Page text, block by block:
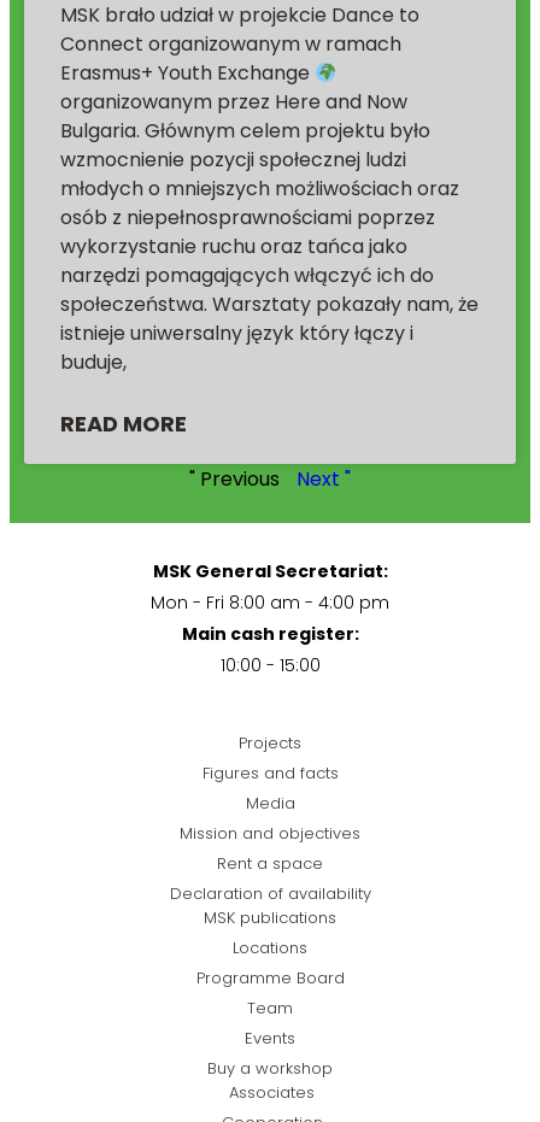
MSK brało udział w projekcie Dance to
Connect organizowanym w ramach
Erasmus+ Youth Exchange
organizowanym przez Here and Now
Bulgaria. Głównym celem projektu było
wzmocnienie pozycji społecznej ludzi
młodych o mniejszych możliwościach oraz
osób z niepełnosprawnościami poprzez
wykorzystanie ruchu oraz tańca jako
narzędzi pomagających włączyć ich do
społeczeństwa. Warsztaty pokazały nam, że
istnieje uniwersalny język który łączy i
buduje,
READ MORE
" Previous Next "
MSK General Secretariat:
Mon - Fri 8:00 am - 4:00 pm
Main cash register:
10:00 - 15:00
Projects
Figures and facts
Media
Mission and objectives
Rent a space
Declaration of availability
MSK publications
Locations
Programme Board
Team
Events
Buy a workshop
Associates